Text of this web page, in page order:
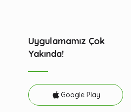
Uygulamamız Çok
Yakında!
Google Play